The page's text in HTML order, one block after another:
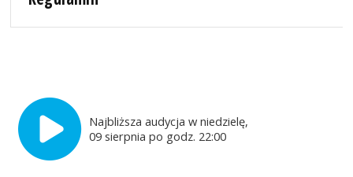
Najbliższa audycja w niedzielę,
09 sierpnia po godz. 22:00